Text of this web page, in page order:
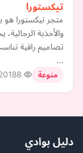
تيكستورا
متجر تيكستورا
والأحذية
تصاميم راقية
…
منوعة
دليل بوادي